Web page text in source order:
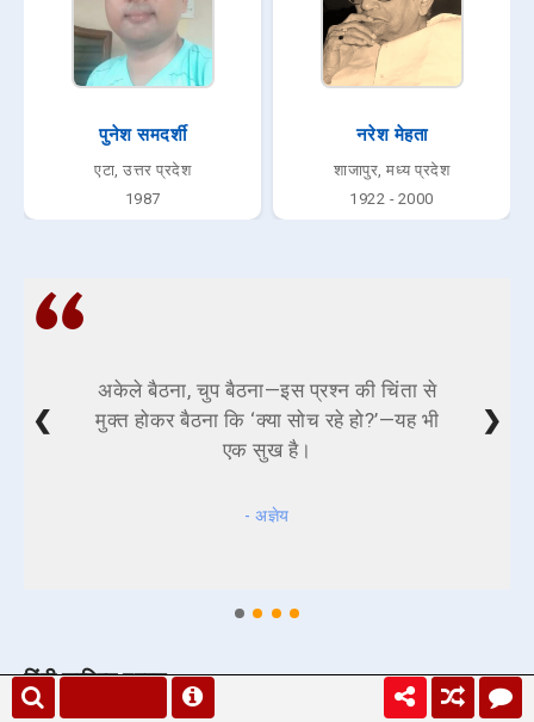
पुनेश समदर्शी
एटा, उत्तर प्रदेश
1987
नरेश मेहता
शाजापुर, मध्य प्रदेश
1922 - 2000
अकेले बैठना, चुप बैठना—इस प्रश्न की चिंता से
मुक्त होकर बैठना कि ‘क्या सोच रहे हो?’—यह भी
एक सुख है।
- अज्ञेय
❮ ❯
हिंदी साहित्य प्रश्न